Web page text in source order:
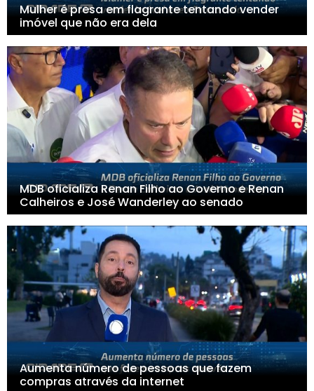
Mulher é presa em flagrante tentando vender
imóvel que não era dela
MDB oficializa Renan Filho ao Governo e Renan
Calheiros e José Wanderley ao senado
Aumenta número de pessoas que fazem
compras através da internet